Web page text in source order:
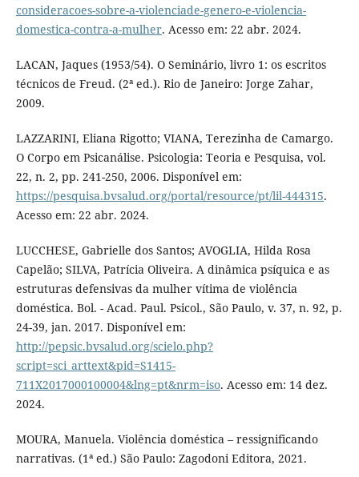
consideracoes-sobre-a-violenciade-genero-e-violencia-
domestica-contra-a-mulher. Acesso em: 22 abr. 2024.
LACAN, Jaques (1953/54). O Seminário, livro 1: os escritos
técnicos de Freud. (2ª ed.). Rio de Janeiro: Jorge Zahar,
2009.
LAZZARINI, Eliana Rigotto; VIANA, Terezinha de Camargo.
O Corpo em Psicanálise. Psicologia: Teoria e Pesquisa, vol.
22, n. 2, pp. 241-250, 2006. Disponível em:
https://pesquisa.bvsalud.org/portal/resource/pt/lil-444315.
Acesso em: 22 abr. 2024.
LUCCHESE, Gabrielle dos Santos; AVOGLIA, Hilda Rosa
Capelão; SILVA, Patrícia Oliveira. A dinâmica psíquica e as
estruturas defensivas da mulher vítima de violência
doméstica. Bol. - Acad. Paul. Psicol., São Paulo, v. 37, n. 92, p.
24-39, jan. 2017. Disponível em:
http://pepsic.bvsalud.org/scielo.php?
script=sci_arttext&pid=S1415-
711X2017000100004&lng=pt&nrm=iso. Acesso em: 14 dez.
2024.
MOURA, Manuela. Violência doméstica – ressignificando
narrativas. (1ª ed.) São Paulo: Zagodoni Editora, 2021.